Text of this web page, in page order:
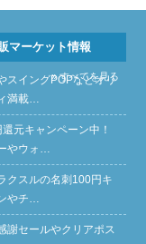
マーケット情報
» すべてを見る
スイングPOPなどオリ
満載…
元キャンペーン中！
やウォ…
クスルの名刺100円キ
やチ…
謝セールやクリアポス